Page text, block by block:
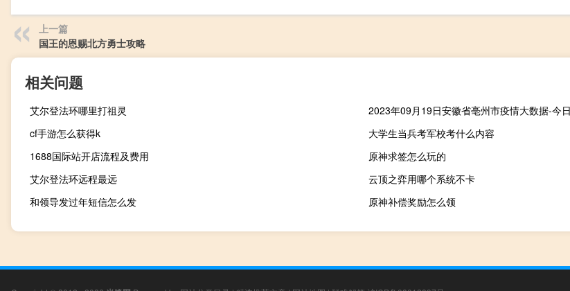
上一篇
国王的恩赐北方勇士攻略
相关问题
艾尔登法环哪里打祖灵
cf手游怎么获得k
大学生当兵考军校考什么内容
1688国际站开店流程及费用
原神求签怎么玩的
艾尔登法环远程最远
云顶之弈用哪个系统不卡
和领导发过年短信怎么发
原神补偿奖励怎么领